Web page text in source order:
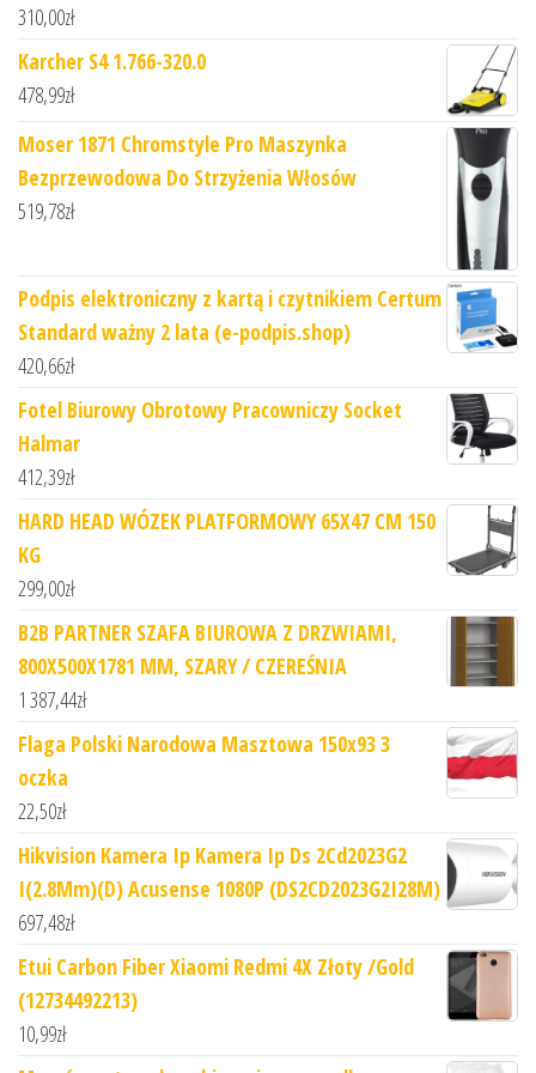
310,00zł
Karcher S4 1.766-320.0
478,99zł
Moser 1871 Chromstyle Pro Maszynka
Bezprzewodowa Do Strzyżenia Włosów
519,78zł
Podpis elektroniczny z kartą i czytnikiem Certum
Standard ważny 2 lata (e-podpis.shop)
420,66zł
Fotel Biurowy Obrotowy Pracowniczy Socket
Halmar
412,39zł
HARD HEAD WÓZEK PLATFORMOWY 65X47 CM 150
KG
299,00zł
B2B PARTNER SZAFA BIUROWA Z DRZWIAMI,
800X500X1781 MM, SZARY / CZEREŚNIA
1 387,44zł
Flaga Polski Narodowa Masztowa 150x93 3
oczka
22,50zł
Hikvision Kamera Ip Kamera Ip Ds 2Cd2023G2
I(2.8Mm)(D) Acusense 1080P (DS2CD2023G2I28M)
697,48zł
Etui Carbon Fiber Xiaomi Redmi 4X Złoty /Gold
(12734492213)
10,99zł